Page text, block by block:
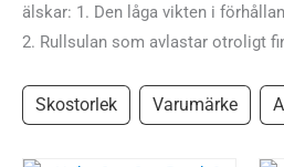
älskar: 1. Den låga vikten i
2. Rullsulan som avlastar otroligt
Skostorlek Varumärke